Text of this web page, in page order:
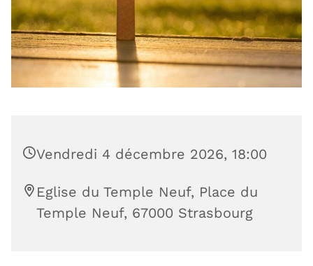
Vendredi 4 décembre 2026, 18:00
Eglise du Temple Neuf, Place du
Temple Neuf, 67000 Strasbourg